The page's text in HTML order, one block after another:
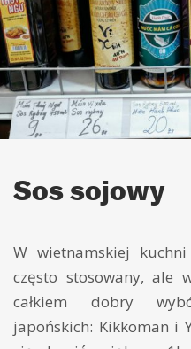
Sos sojowy
W wietnamskiej kuchni
często stosowany, ale
całkiem dobry
japońskich: Kikkoman i